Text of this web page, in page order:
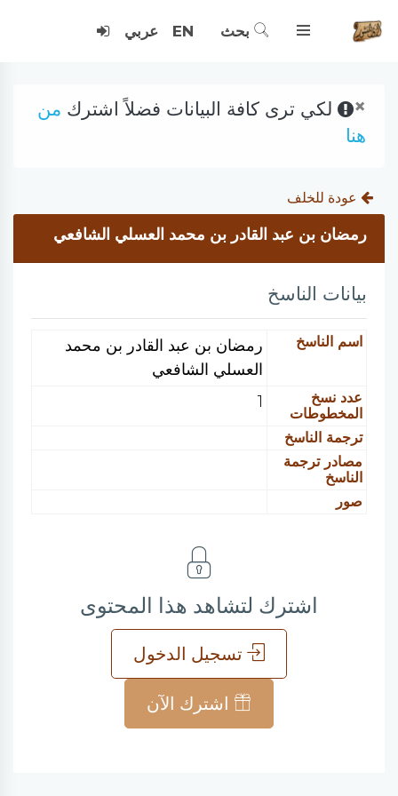
بحث EN عربي
× لكي ترى كافة البيانات فضلاً اشترك من
هنا
عودة للخلف
رمضان بن عبد القادر بن محمد العسلي الشافعي
بيانات الناسخ
اسم الناسخ
رمضان بن عبد القادر بن محمد
العسلي الشافعي
عدد نسخ
المخطوطات
1
ترجمة الناسخ
مصادر ترجمة
الناسخ
صور
اشترك لتشاهد هذا المحتوى
تسجيل الدخول
اشترك الآن